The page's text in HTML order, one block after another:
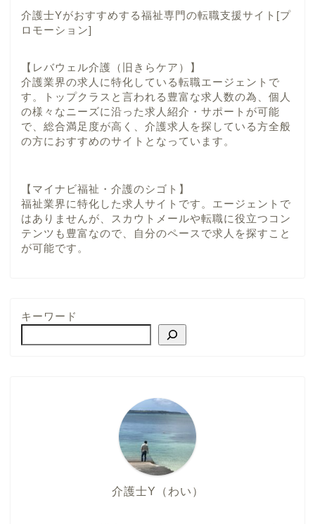
介護士Yがおすすめする福祉専門の転職支援サイト[プ
ロモーション]
【レバウェル介護（旧きらケア）】
介護業界の求人に特化している転職エージェントで
す。トップクラスと言われる豊富な求人数の為、個人
の様々なニーズに沿った求人紹介・サポートが可能
で、総合満足度が高く、介護求人を探している方全般
の方におすすめのサイトとなっています。
【マイナビ福祉・介護のシゴト】
福祉業界に特化した求人サイトです。エージェントで
はありませんが、スカウトメールや転職に役立つコン
テンツも豊富なので、自分のペースで求人を探すこと
が可能です。
キーワード
介護士Y（わい）